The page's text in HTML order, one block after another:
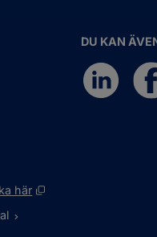
här
Öppnas i nytt fönster.
DU KAN